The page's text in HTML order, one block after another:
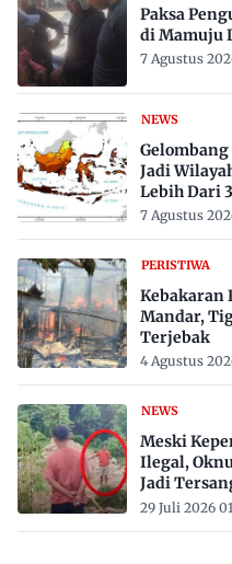
Paksa
di Mamuju
7 Agustus
NEWS
Gelombang
Jadi
Lebih Dari
7 Agustus
PERISTIWA
Kebakaran
Mandar,
Terjebak
4 Agustus
NEWS
Meski
Ilegal,
Jadi
29 Juli 2026